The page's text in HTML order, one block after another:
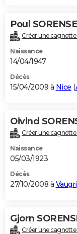
Poul
Créer une cagnotte
Naissance
14/04/1947
Décès
15/04/2009 à Nice (
Oivind
Créer une cagnotte
Naissance
05/03/1923
Décès
27/10/2008 à
Gjorn
Créer une cagnotte